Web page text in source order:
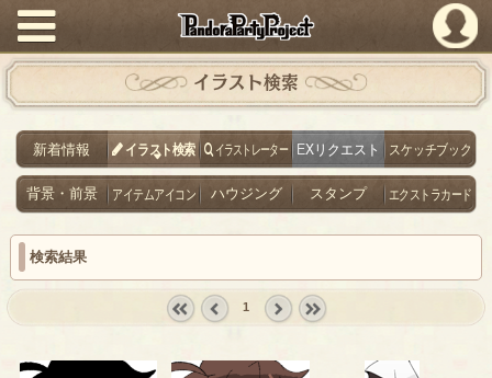
PandoraPartyProject
イラスト検索
新着情報 イラスト検索 イラストレーター EXリクエスト スケッチブック
背景・前景 アイテムアイコン ハウジング スタンプ エクストラカード
検索結果
1